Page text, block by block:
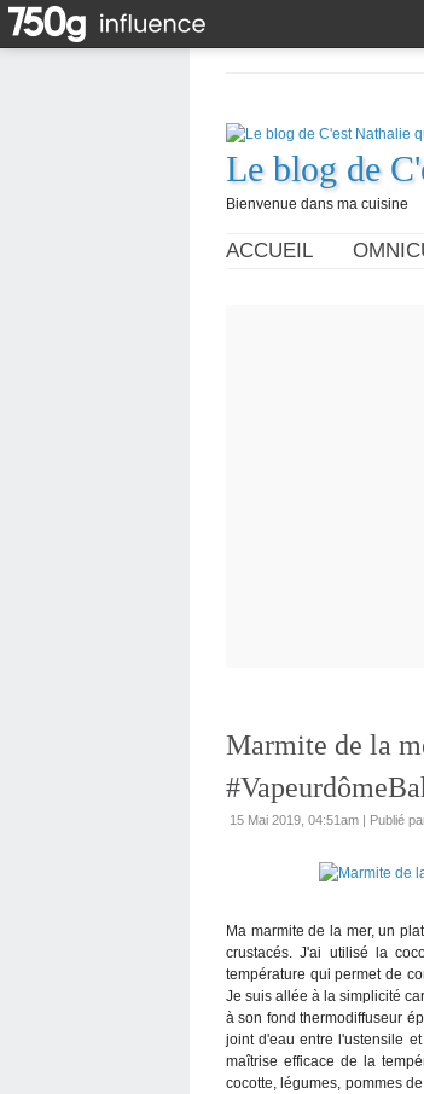
Le blog de
Bienvenue dans ma cuisine
ACCUEIL
Marmite de la
15 Mai 2019, 04:51am | Publié
Ma marmite de la mer, un
crustacés. J'ai utilisé la
température qui permet de
Je suis allée à la simplicité
à son fond thermodiffuseur
joint d'eau entre l'ustensile
maîtrise efficace de la
cocotte, légumes, pommes